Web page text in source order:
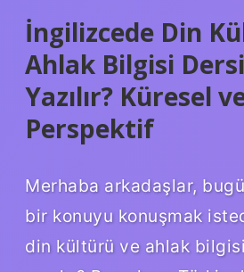
İngilizcede Din
Ahlak Bilgisi
Yazılır? Küresel
Perspektif
Merhaba arkadaşlar,
bir konuyu konuşmak
din kültürü ve ahlak